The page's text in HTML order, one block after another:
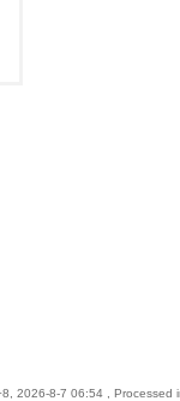
2026-8-7 06:54 , Processed